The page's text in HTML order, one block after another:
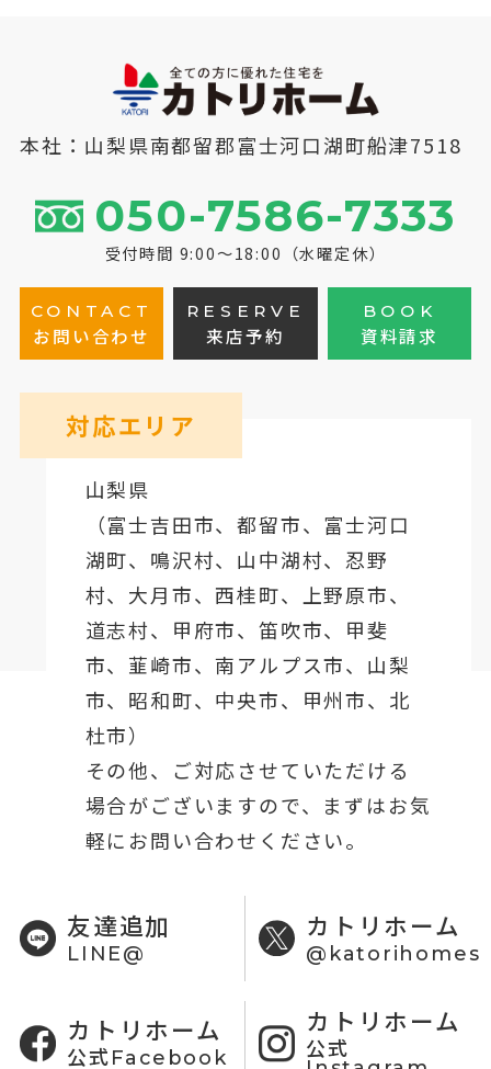
本社：山梨県南都留郡富士河口湖町船津7518
050-7586-7333
受付時間 9:00～18:00（水曜定休）
CONTACT
お問い合わせ
RESERVE
来店予約
BOOK
資料請求
対応エリア
山梨県
（富士吉田市、都留市、 富士河口
湖町、鳴沢村、山中湖村、忍野
村、 大月市、西桂町、上野原市、
道志村、 甲府市、笛吹市、甲斐
市、韮崎市、南アルプス市、山梨
市、昭和町、中央市、甲州市、北
杜市）
その他、ご対応させていただける
場合がございますので、まずはお気
軽にお問い合わせください。
友達追加
LINE@
カトリホーム
@katorihomes
カトリホーム
公式Facebook
カトリホーム
公式